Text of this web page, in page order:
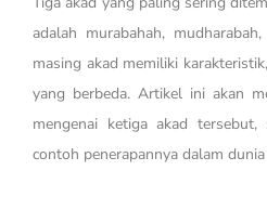
adalah murabahah,
masing akad memiliki
yang berbeda. Artikel ini akan
mengenai ketiga akad
contoh penerapannya dalam